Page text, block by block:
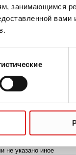
занимающимся
не указано иное